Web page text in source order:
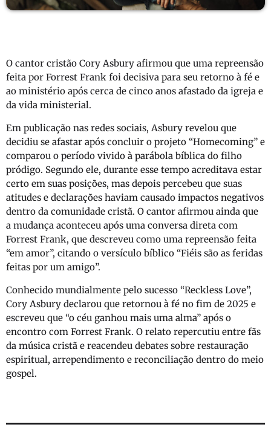
O cantor cristão Cory Asbury afirmou que uma repreensão
feita por Forrest Frank foi decisiva para seu retorno à fé e
ao ministério após cerca de cinco anos afastado da igreja e
da vida ministerial.
Em publicação nas redes sociais, Asbury revelou que
decidiu se afastar após concluir o projeto “Homecoming” e
comparou o período vivido à parábola bíblica do filho
pródigo. Segundo ele, durante esse tempo acreditava estar
certo em suas posições, mas depois percebeu que suas
atitudes e declarações haviam causado impactos negativos
dentro da comunidade cristã. O cantor afirmou ainda que
a mudança aconteceu após uma conversa direta com
Forrest Frank, que descreveu como uma repreensão feita
“em amor”, citando o versículo bíblico “Fiéis são as feridas
feitas por um amigo”.
Conhecido mundialmente pelo sucesso “Reckless Love”,
Cory Asbury declarou que retornou à fé no fim de 2025 e
escreveu que “o céu ganhou mais uma alma” após o
encontro com Forrest Frank. O relato repercutiu entre fãs
da música cristã e reacendeu debates sobre restauração
espiritual, arrependimento e reconciliação dentro do meio
gospel.